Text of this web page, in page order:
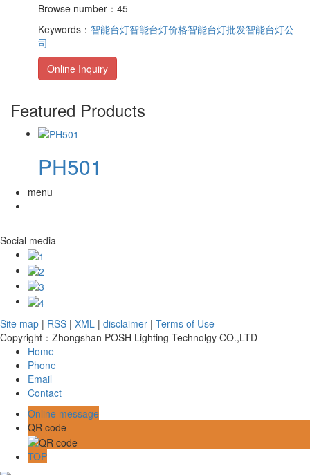
Browse number：45
Keywords： 智能台灯智能台灯价格智能台灯批发智能台灯公
司
Online Inquiry
Featured Products
PH501
menu
Social media
Site map | RSS | XML | disclaimer | Terms of Use
Copyright：Zhongshan POSH Lighting Technolgy CO.,LTD
Home
Phone
Email
Contact
Online message
QR code
TOP